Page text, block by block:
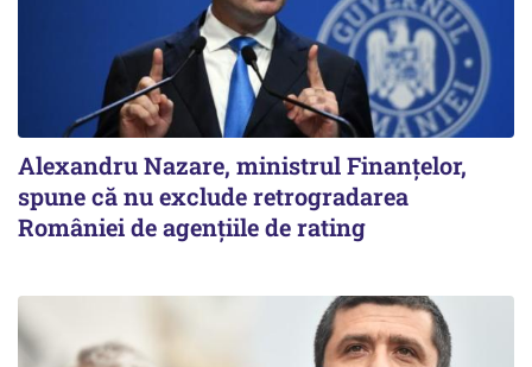
Alexandru Nazare, ministrul Finanţelor,
spune că nu exclude retrogradarea
României de agenţiile de rating